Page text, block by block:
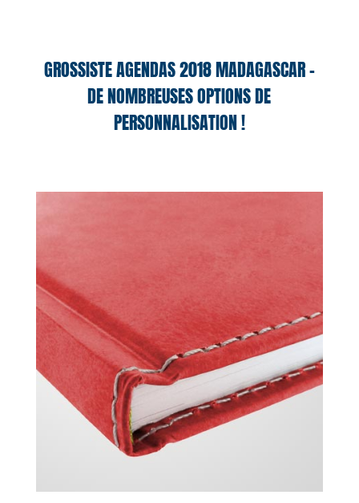
GROSSISTE AGENDAS 2018 MADAGASCAR –
DE NOMBREUSES OPTIONS DE
PERSONNALISATION !